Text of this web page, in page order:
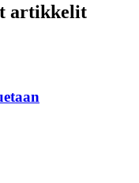
artikkelit